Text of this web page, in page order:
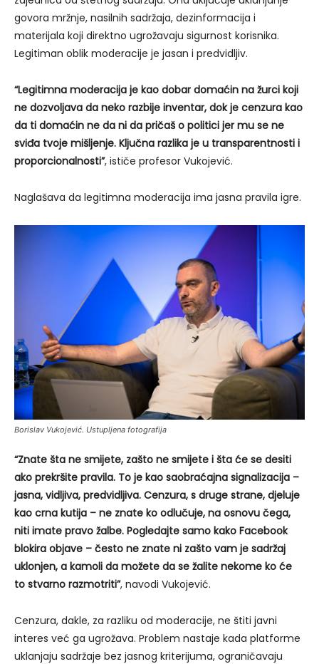
govora mržnje, nasilnih sadržaja, dezinformacija i
materijala koji direktno ugrožavaju sigurnost korisnika.
Legitiman oblik moderacije je jasan i predvidljiv.
“Legitimna moderacija je kao dobar domaćin na žurci koji
ne dozvoljava da neko razbije inventar, dok je cenzura kao
da ti domaćin ne da ni da pričaš o politici jer mu se ne
sviđa tvoje mišljenje. Ključna razlika je u transparentnosti i
proporcionalnosti”, ističe profesor Vukojević.
Naglašava da legitimna moderacija ima jasna pravila igre.
Borislav Vukojević. Ustupljena fotografija
“Znate šta ne smijete, zašto ne smijete i šta će se desiti
ako prekršite pravila. To je kao saobraćajna signalizacija –
jasna, vidljiva, predvidljiva. Cenzura, s druge strane, djeluje
kao crna kutija – ne znate ko odlučuje, na osnovu čega,
niti imate pravo žalbe. Pogledajte samo kako Facebook
blokira objave – često ne znate ni zašto vam je sadržaj
uklonjen, a kamoli da možete da se žalite nekome ko će
to stvarno razmotriti”, navodi Vukojević.
Cenzura, dakle, za razliku od moderacije, ne štiti javni
interes već ga ugrožava. Problem nastaje kada platforme
uklanjaju sadržaje bez jasnog kriterijuma, ograničavaju